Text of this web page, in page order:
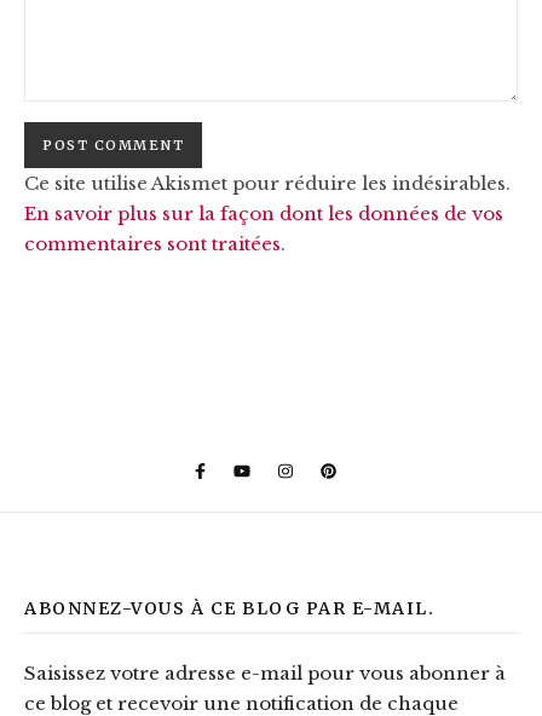
Ce site utilise Akismet pour réduire les indésirables.
En savoir plus sur la façon dont les données de vos
commentaires sont traitées.
ABONNEZ-VOUS À CE BLOG PAR E-MAIL.
Saisissez votre adresse e-mail pour vous abonner à
ce blog et recevoir une notification de chaque